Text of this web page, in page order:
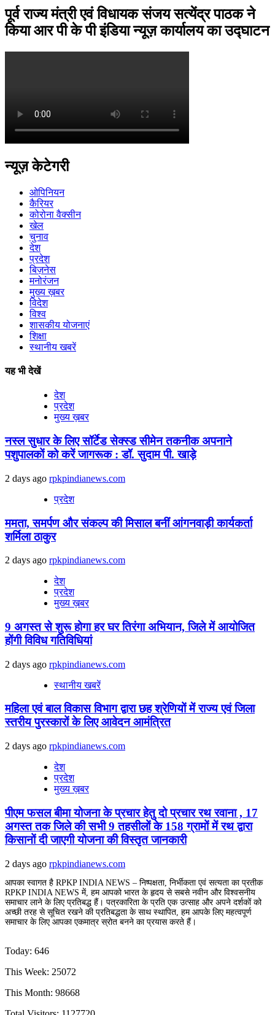
पूर्व राज्य मंत्री एवं विधायक संजय सत्येंद्र पाठक ने
किया आर पी के पी इंडिया न्यूज़ कार्यालय का उद्घाटन
न्यूज़ केटेगरी
ओपिनियन
कैरियर
कोरोना वैक्सीन
खेल
चुनाव
देश
प्रदेश
बिज़नेस
मनोरंजन
मुख्य ख़बर
विदेश
विश्व
शासकीय योजनाएं
शिक्षा
स्थानीय खबरें
यह भी देखें
देश
प्रदेश
मुख्य ख़बर
नस्ल सुधार के लिए सॉर्टेड सेक्स्ड सीमेन तकनीक अपनाने
पशुपालकों को करें जागरूक : डॉ. सुदाम पी. खाड़े
2 days ago rpkpindianews.com
प्रदेश
ममता, समर्पण और संकल्प की मिसाल बनीं आंगनवाड़ी कार्यकर्ता
शर्मिला ठाकुर
2 days ago rpkpindianews.com
देश
प्रदेश
मुख्य ख़बर
9 अगस्‍त से शुरू होगा हर घर तिरंगा अभियान, जिले में आयोजित
होंगी विविध गतिविधियां
2 days ago rpkpindianews.com
स्थानीय खबरें
महिला एवं बाल विकास विभाग द्वारा छह श्रेणियों में राज्य एवं जिला
स्तरीय पुरस्कारों के लिए आवेदन आमंत्रित
2 days ago rpkpindianews.com
देश
प्रदेश
मुख्य ख़बर
पीएम फसल बीमा योजना के प्रचार हेतु दो प्रचार रथ रवाना , 17
अगस्त तक जिले की सभी 9 तहसीलों के 158 ग्रामों में रथ द्वारा
किसानों दी जाएगी योजना की विस्तृत जानकारी
2 days ago rpkpindianews.com
आपका स्वागत है RPKP INDIA NEWS – निष्पक्षता, निर्भीकता एवं सत्यता का प्रतीक
RPKP INDIA NEWS में, हम आपको भारत के हृदय से सबसे नवीन और विश्वसनीय
समाचार लाने के लिए प्रतिबद्ध हैं। पत्रकारिता के प्रति एक उत्साह और अपने दर्शकों को
अच्छी तरह से सूचित रखने की प्रतिबद्धता के साथ स्थापित, हम आपके लिए महत्वपूर्ण
समाचार के लिए आपका एकमात्र स्रोत बनने का प्रयास करते हैं।
Today: 646
This Week: 25072
This Month: 98668